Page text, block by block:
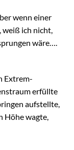
wenn einer
ich nicht,
wäre….
Extrem-
erfüllte
aufstellte,
Höhe wagte,